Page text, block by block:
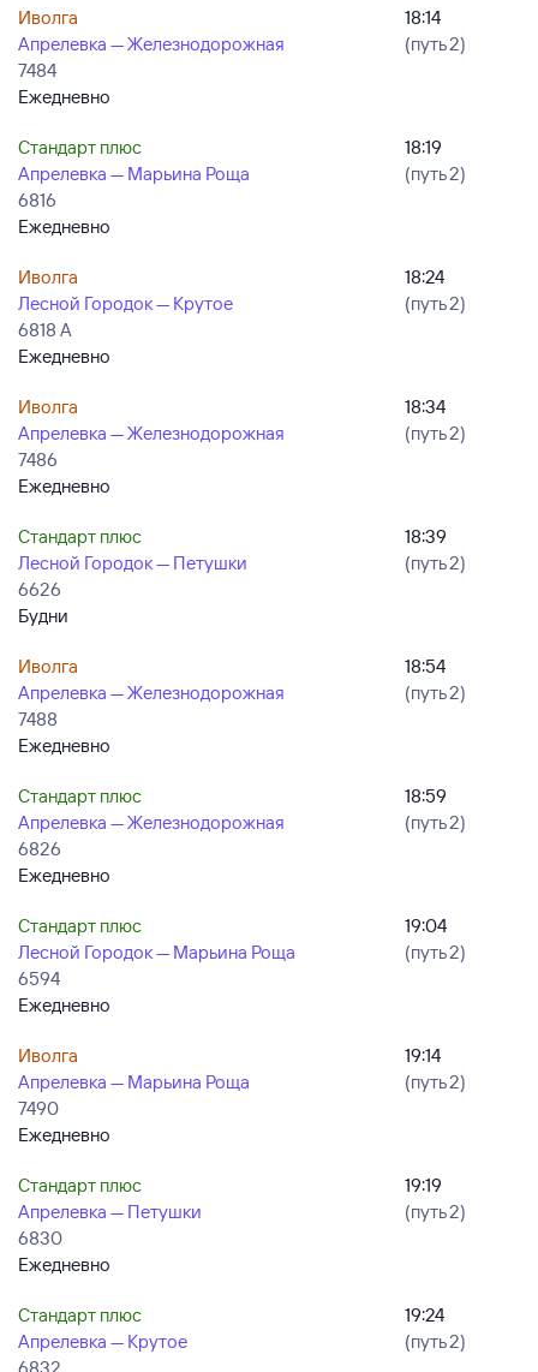
Иволга
Апрелевка — Железнодорожная
7484
Ежедневно
18:14
(путь 2)
Стандарт плюс
Апрелевка — Марьина Роща
6816
Ежедневно
18:19
(путь 2)
Иволга
Лесной Городок — Крутое
6818 А
Ежедневно
18:24
(путь 2)
Иволга
Апрелевка — Железнодорожная
7486
Ежедневно
18:34
(путь 2)
Стандарт плюс
Лесной Городок — Петушки
6626
Будни
18:39
(путь 2)
Иволга
Апрелевка — Железнодорожная
7488
Ежедневно
18:54
(путь 2)
Стандарт плюс
Апрелевка — Железнодорожная
6826
Ежедневно
18:59
(путь 2)
Стандарт плюс
Лесной Городок — Марьина Роща
6594
Ежедневно
19:04
(путь 2)
Иволга
Апрелевка — Марьина Роща
7490
Ежедневно
19:14
(путь 2)
Стандарт плюс
Апрелевка — Петушки
6830
Ежедневно
19:19
(путь 2)
Стандарт плюс
Апрелевка — Крутое
19:24
(путь 2)